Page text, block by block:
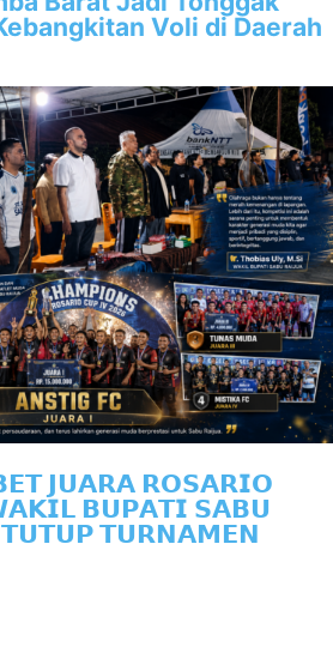
Voli di Daerah
𝗝𝗨𝗔𝗥𝗔 𝗥𝗢𝗦𝗔𝗥𝗜𝗢
𝗕𝗨𝗣𝗔𝗧𝗜 𝗦𝗔𝗕𝗨
𝗧𝗨𝗧𝗨𝗣 𝗧𝗨𝗥𝗡𝗔𝗠𝗘𝗡